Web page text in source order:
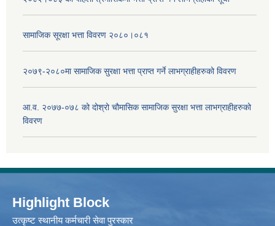
सामाजिक सूरक्षा भत्ता विवरण २०८०।०८१
२०७९-२०८०मा सामाजिक सुरक्षा भत्ता प्राप्त गर्ने लाभग्राहीहरुको विवरण
आ.व. २०७७-०७८ को दोश्रो चौमासिक सामाजिक सुरक्षा भत्ता लाभग्राहीहरुको
विवरण
Highlight Block
उत्‍कृष्ट स्थानीय कर्मचारी सेवा पुरस्कार